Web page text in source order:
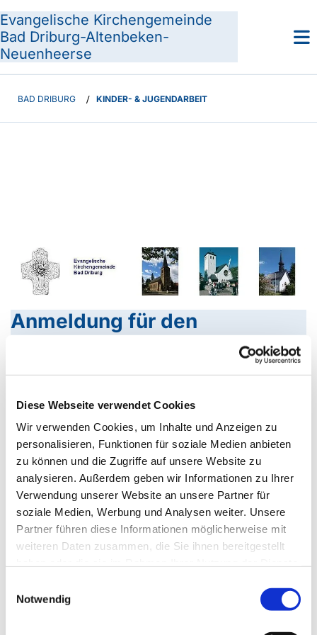
Diese Webseite verwendet Cookies
Wir verwenden Cookies, um Inhalte und Anzeigen zu
personalisieren, Funktionen für soziale Medien anbieten
zu können und die Zugriffe auf unsere Website zu
analysieren. Außerdem geben wir Informationen zu Ihrer
Verwendung unserer Website an unsere Partner für
soziale Medien, Werbung und Analysen weiter. Unsere
Partner führen diese Informationen möglicherweise mit
weiteren Daten zusammen, die Sie ihnen bereitgestellt
Notwendig
Evangelische Kirchengemeinde
Bad Driburg-Altenbeken-
Neuenheerse
BAD DRIBURG / KINDER- & JUGENDARBEIT
Anmeldung für den
Wie tickt die Welt?
Worauf kann ich vertrauen?
Wem und was kann ich glauben?
Konfi-Zeit – Fragen stellen, Antworten finden
Das sind Fragen, die sich (nicht nur) Heranwachsende
stellen. Um ihnen nachzugehen und hoffentlich
persönliche Antworten zu entdecken, bieten wir die
Konfi-Zeit an. Über einen Zeitraum von etwa eineinhalb
Jahren treffen wir uns regelmäßig – überwiegend
Samstagvormittag. Bei der Anmeldung zum „Konfi“
erhalten alle einen Terminplan, auf dem die meisten